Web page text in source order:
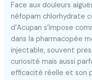
Face aux douleurs
néfopam chlorhydrate
d’Acupan s’impose
dans la pharmacopée
injectable, souvent
curiosité mais aussi
efficacité réelle et son